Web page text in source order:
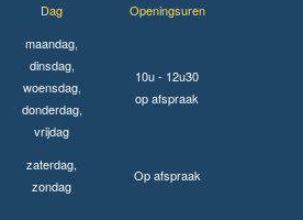
Dag
Openingsuren
maandag,
dinsdag,
woensdag,
donderdag,
vrijdag
10u - 12u30
op afspraak
zaterdag,
zondag
Op afspraak